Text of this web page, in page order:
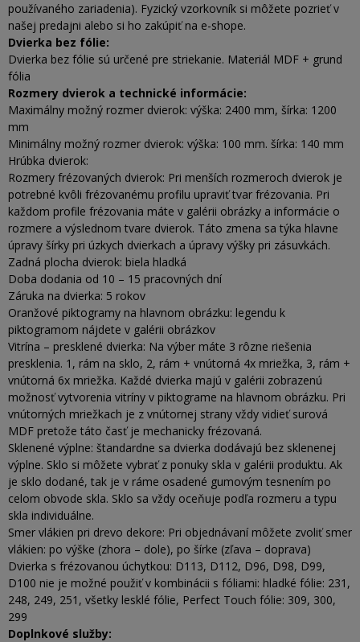
používaného zariadenia). Fyzický vzorkovník si môžete pozrieť v
našej predajni alebo si ho zakúpiť na e-shope.
Dvierka bez fólie:
Dvierka bez fólie sú určené pre striekanie. Materiál MDF + grund
fólia
Rozmery dvierok a technické informácie:
Maximálny možný rozmer dvierok: výška: 2400 mm, šírka: 1200
mm
Minimálny možný rozmer dvierok: výška: 100 mm. šírka: 140 mm
Hrúbka dvierok:
Rozmery frézovaných dvierok: Pri menších rozmeroch dvierok je
potrebné kvôli frézovanému profilu upraviť tvar frézovania. Pri
každom profile frézovania máte v galérii obrázky a informácie o
rozmere a výslednom tvare dvierok. Táto zmena sa týka hlavne
úpravy šírky pri úzkych dvierkach a úpravy výšky pri zásuvkách.
Zadná plocha dvierok: biela hladká
Doba dodania od 10 – 15 pracovných dní
Záruka na dvierka: 5 rokov
Oranžové piktogramy na hlavnom obrázku: legendu k
piktogramom nájdete v galérii obrázkov
Vitrína – presklené dvierka: Na výber máte 3 rôzne riešenia
presklenia. 1, rám na sklo, 2, rám + vnútorná 4x mriežka, 3, rám +
vnútorná 6x mriežka. Každé dvierka majú v galérii zobrazenú
možnosť vytvorenia vitríny v piktograme na hlavnom obrázku. Pri
vnútorných mriežkach je z vnútornej strany vždy vidieť surová
MDF pretože táto časť je mechanicky frézovaná.
Sklenené výplne: štandardne sa dvierka dodávajú bez sklenenej
výplne. Sklo si môžete vybrať z ponuky skla v galérii produktu. Ak
je sklo dodané, tak je v ráme osadené gumovým tesnením po
celom obvode skla. Sklo sa vždy oceňuje podľa rozmeru a typu
skla individuálne.
Smer vlákien pri drevo dekore: Pri objednávaní môžete zvoliť smer
vlákien: po výške (zhora – dole), po šírke (zľava – doprava)
Dvierka s frézovanou úchytkou: D113, D112, D96, D98, D99,
D100 nie je možné použiť v kombinácii s fóliami: hladké fólie: 231,
248, 249, 251, všetky lesklé fólie, Perfect Touch fólie: 309, 300,
299
Doplnkové služby: